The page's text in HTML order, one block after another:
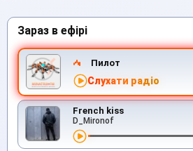
Зараз в ефірі
Пилот
Слухати радіо
French kiss
D_Mironof